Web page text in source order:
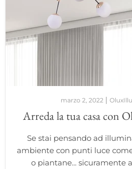
marzo 2, 2022
Arreda la tua casa con
Se stai pensando ad
ambiente con punti luce
o piantane... sicuramente